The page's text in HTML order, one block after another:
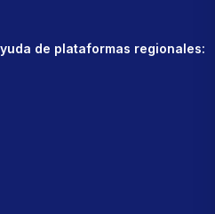
de plataformas regionales: